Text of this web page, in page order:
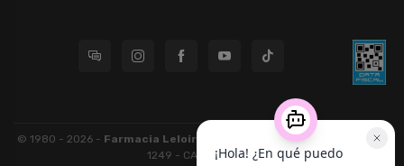
© 1980 - 2026 - Farmacia Leloir S.R.L.
| CUIT 33609220789 - Larrea
1249 - CABA - CP 1117